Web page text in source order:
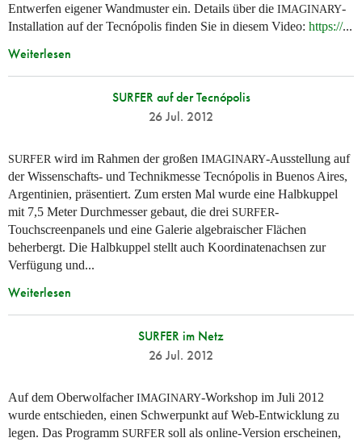
Entwerfen eigener Wandmuster ein. Details über die IMAGINARY-
Installation auf der Tecnópolis finden Sie in diesem Video: https://...
Weiterlesen
SURFER auf der Tecnópolis
26 Jul. 2012
SURFER wird im Rahmen der großen IMAGINARY-Ausstellung auf
der Wissenschafts- und Technikmesse Tecnópolis in Buenos Aires,
Argentinien, präsentiert. Zum ersten Mal wurde eine Halbkuppel
mit 7,5 Meter Durchmesser gebaut, die drei SURFER-
Touchscreenpanels und eine Galerie algebraischer Flächen
beherbergt. Die Halbkuppel stellt auch Koordinatenachsen zur
Verfügung und...
Weiterlesen
SURFER im Netz
26 Jul. 2012
Auf dem OberwolfacherIMAGINARY-Workshop im Juli 2012
wurde entschieden, einen Schwerpunkt auf Web-Entwicklung zu
legen. Das Programm SURFER soll als online-Version erscheinen,